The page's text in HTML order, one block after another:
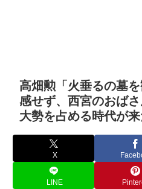
高畑勲「火垂るの墓
感せず、西宮のおば
大勢を占める時代が来
X
LINE